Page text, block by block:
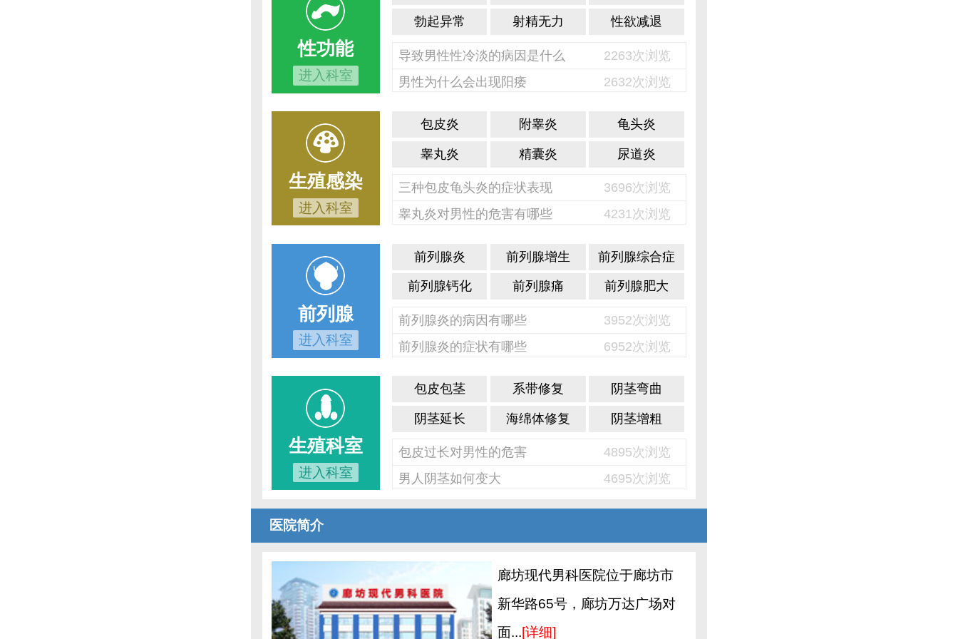
性功能
进入科室
勃起异常 射精无力 性欲减退
导致男性性冷淡的病因是什么
2263次浏览
男性为什么会出现阳痿
2632次浏览
生殖感染
进入科室
包皮炎 附睾炎 龟头炎
睾丸炎 精囊炎 尿道炎
三种包皮龟头炎的症状表现
3696次浏览
睾丸炎对男性的危害有哪些
4231次浏览
前列腺
进入科室
前列腺炎 前列腺增生 前列腺综合症
前列腺钙化 前列腺痛 前列腺肥大
前列腺炎的病因有哪些
3952次浏览
前列腺炎的症状有哪些
6952次浏览
生殖科室
进入科室
包皮包茎 系带修复 阴茎弯曲
阴茎延长 海绵体修复 阴茎增粗
包皮过长对男性的危害
4895次浏览
男人阴茎如何变大
4695次浏览
医院简介
廊坊现代男科医院位于廊坊市
新华路65号，廊坊万达广场对
面...[详细]